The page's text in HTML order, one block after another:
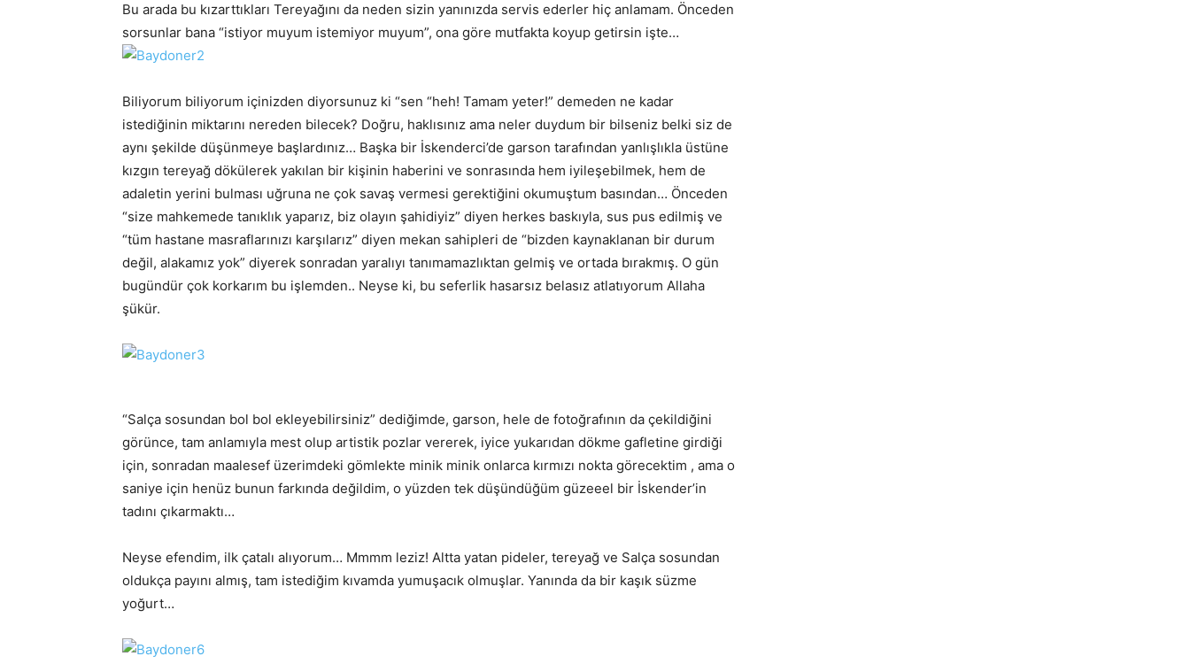
Bu arada bu kızarttıkları Tereyağını da neden sizin yanınızda servis ederler hiç anlamam. Önceden
sorsunlar bana “istiyor muyum istemiyor muyum”, ona göre mutfakta koyup getirsin işte…
Biliyorum biliyorum içinizden diyorsunuz ki “sen “heh! Tamam yeter!” demeden ne kadar
istediğinin miktarını nereden bilecek? Doğru, haklısınız ama neler duydum bir bilseniz belki siz de
aynı şekilde düşünmeye başlardınız… Başka bir İskenderci’de garson tarafından yanlışlıkla üstüne
kızgın tereyağ dökülerek yakılan bir kişinin haberini ve sonrasında hem iyileşebilmek, hem de
adaletin yerini bulması uğruna ne çok savaş vermesi gerektiğini okumuştum basından… Önceden
“size mahkemede tanıklık yaparız, biz olayın şahidiyiz” diyen herkes baskıyla, sus pus edilmiş ve
“tüm hastane masraflarınızı karşılarız” diyen mekan sahipleri de “bizden kaynaklanan bir durum
değil, alakamız yok” diyerek sonradan yaralıyı tanımamazlıktan gelmiş ve ortada bırakmış. O gün
bugündür çok korkarım bu işlemden.. Neyse ki, bu seferlik hasarsız belasız atlatıyorum Allaha
şükür.
“Salça sosundan bol bol ekleyebilirsiniz” dediğimde, garson, hele de fotoğrafının da çekildiğini
görünce, tam anlamıyla mest olup artistik pozlar vererek, iyice yukarıdan dökme gafletine girdiği
için, sonradan maalesef üzerimdeki gömlekte minik minik onlarca kırmızı nokta görecektim , ama o
saniye için henüz bunun farkında değildim, o yüzden tek düşündüğüm güzeeel bir İskender’in
tadını çıkarmaktı…
Neyse efendim, ilk çatalı alıyorum… Mmmm leziz! Altta yatan pideler, tereyağ ve Salça sosundan
oldukça payını almış, tam istediğim kıvamda yumuşacık olmuşlar. Yanında da bir kaşık süzme
yoğurt…